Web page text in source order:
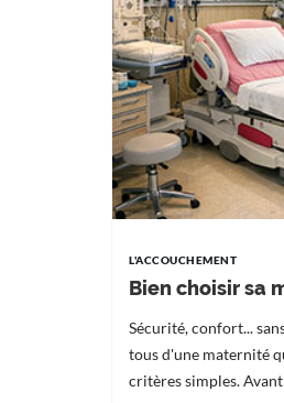
L'ACCOUCHEMENT
Bien choisir sa
Sécurité, confort...
tous d'une maternité
critères simples.